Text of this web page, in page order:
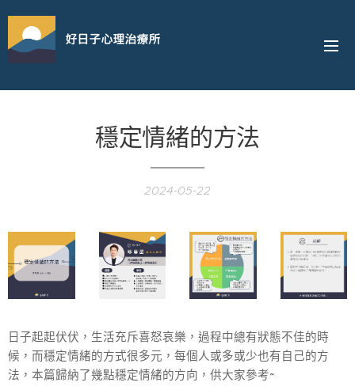
好日子心理治療所
穩定情緒的方法
2024-05-22
日子起起伏伏，生活充斥喜怒哀樂，過程中總有狀態不佳的時
候，而穩定情緒的方式很多元，每個人或多或少也有自己的方
法，本篇歸納了幾點穩定情緒的方向，供大家參考~